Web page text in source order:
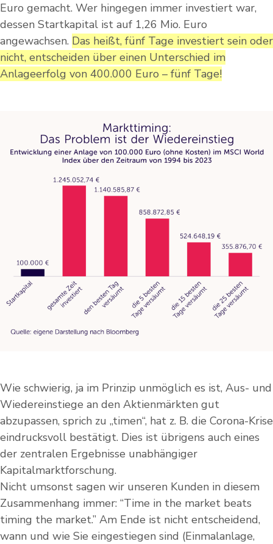
Euro gemacht. Wer hingegen immer investiert war,
dessen Startkapital ist auf 1,26 Mio. Euro
angewachsen. Das heißt, fünf Tage investiert sein oder
nicht, entscheiden über einen Unterschied im
Anlageerfolg von 400.000 Euro – fünf Tage!
Wie schwierig, ja im Prinzip unmöglich es ist, Aus- und
Wiedereinstiege an den Aktienmärkten gut
abzupassen, sprich zu „timen“, hat z. B. die Corona-Krise
eindrucksvoll bestätigt. Dies ist übrigens auch eines
der zentralen Ergebnisse unabhängiger
Kapitalmarktforschung.
Nicht umsonst sagen wir unseren Kunden in diesem
Zusammenhang immer: “Time in the market beats
timing the market.” Am Ende ist nicht entscheidend,
wann und wie Sie eingestiegen sind (Einmalanlage,